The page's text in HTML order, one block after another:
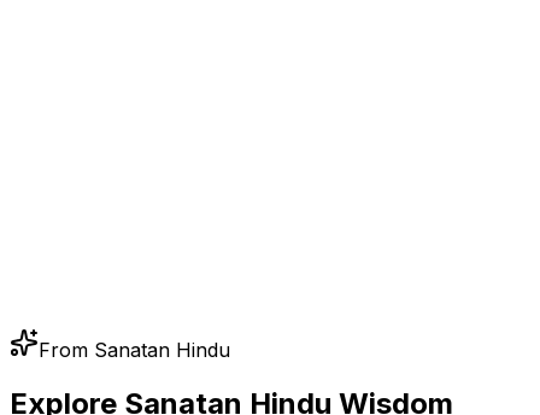
From Sanatan Hindu
Explore Sanatan Hindu Wisdom